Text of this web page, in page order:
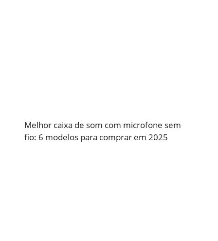
Melhor caixa de som com microfone sem
fio: 6 modelos para comprar em 2025